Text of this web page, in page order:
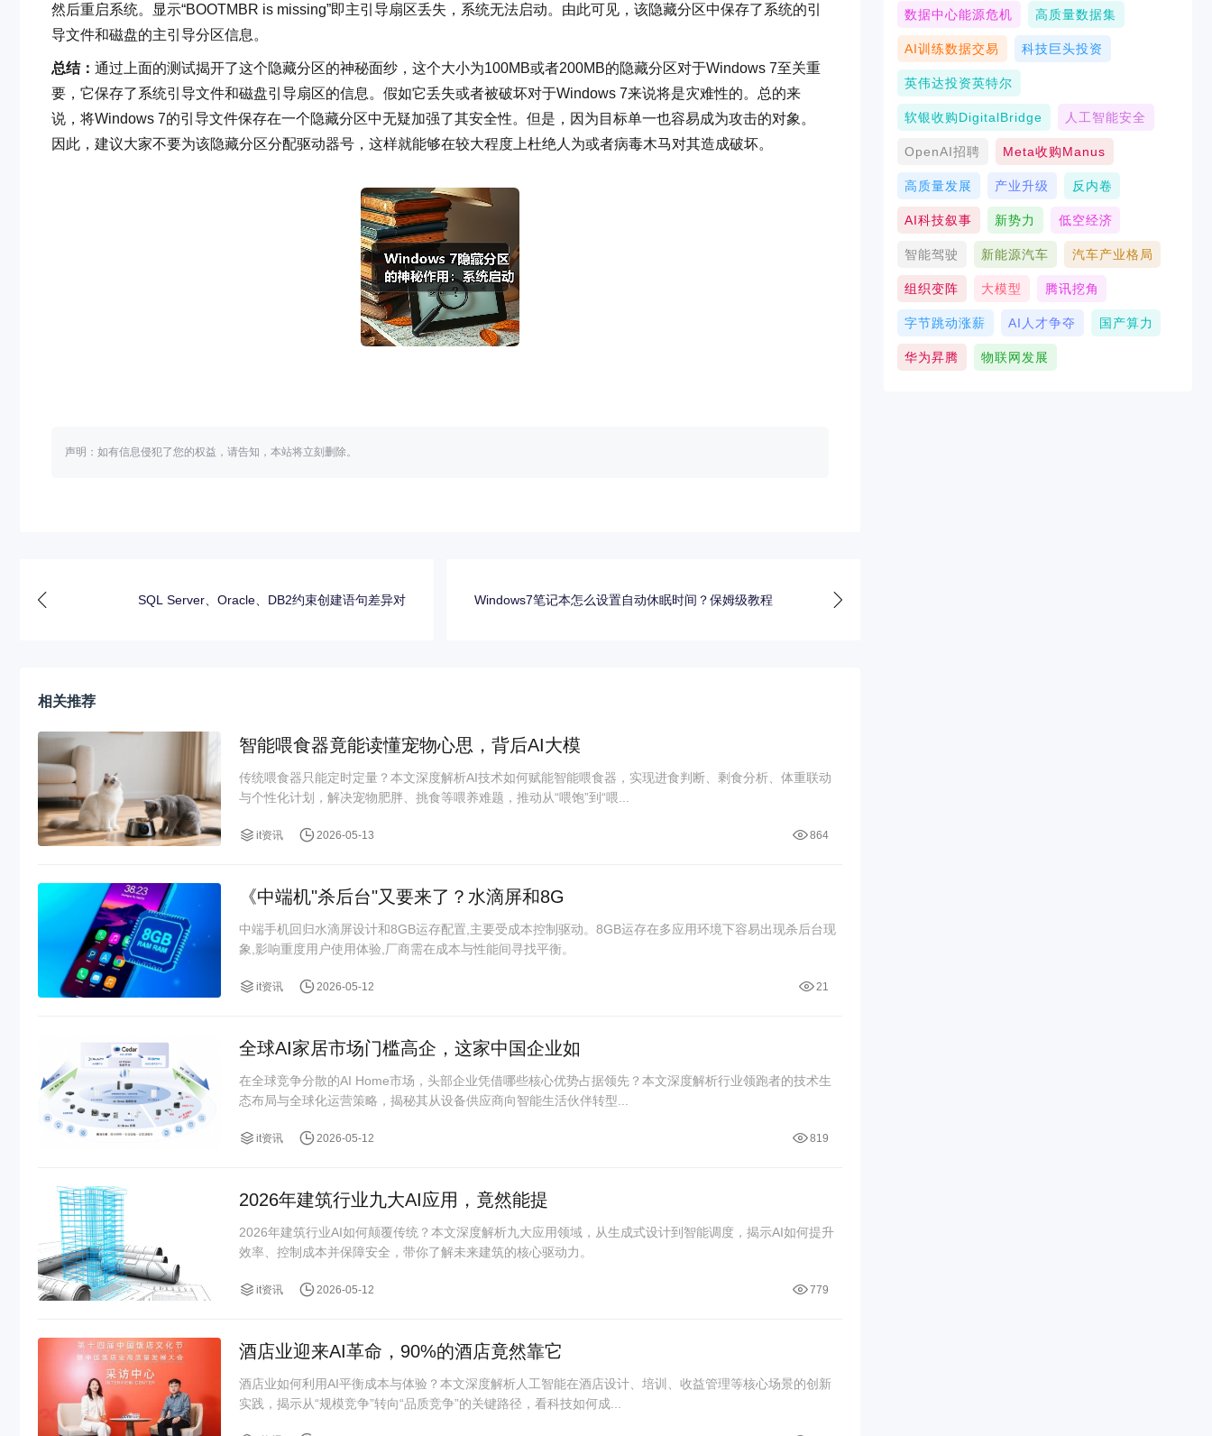
然后重启系统。显示“BOOTMBR is missing”即主引导扇区丢失，系统无法启动。由此可见，该隐藏分区中保存了系统的引
导文件和磁盘的主引导分区信息。
总结： 通过上面的测试揭开了这个隐藏分区的神秘面纱，这个大小为100MB或者200MB的隐藏分区对于Windows 7至关重
要，它保存了系统引导文件和磁盘引导扇区的信息。假如它丢失或者被破坏对于Windows 7来说将是灾难性的。总的来
说，将Windows 7的引导文件保存在一个隐藏分区中无疑加强了其安全性。但是，因为目标单一也容易成为攻击的对象。
因此，建议大家不要为该隐藏分区分配驱动器号，这样就能够在较大程度上杜绝人为或者病毒木马对其造成破坏。
声明：如有信息侵犯了您的权益，请告知，本站将立刻删除。
SQL Server、Oracle、DB2约束创建语句差异对 Windows7笔记本怎么设置自动休眠时间？保姆级教程
相关推荐
智能喂食器竟能读懂宠物心思，背后AI大模
传统喂食器只能定时定量？本文深度解析AI技术如何赋能智能喂食器，实现进食判断、剩食分析、体重联动
与个性化计划，解决宠物肥胖、挑食等喂养难题，推动从“喂饱”到“喂...
it资讯 2026-05-13 864
《中端机"杀后台"又要来了？水滴屏和8G
中端手机回归水滴屏设计和8GB运存配置,主要受成本控制驱动。8GB运存在多应用环境下容易出现杀后台现
象,影响重度用户使用体验,厂商需在成本与性能间寻找平衡。
it资讯 2026-05-12 21
全球AI家居市场门槛高企，这家中国企业如
在全球竞争分散的AI Home市场，头部企业凭借哪些核心优势占据领先？本文深度解析行业领跑者的技术生
态布局与全球化运营策略，揭秘其从设备供应商向智能生活伙伴转型...
it资讯 2026-05-12 819
2026年建筑行业九大AI应用，竟然能提
2026年建筑行业AI如何颠覆传统？本文深度解析九大应用领域，从生成式设计到智能调度，揭示AI如何提升
效率、控制成本并保障安全，带你了解未来建筑的核心驱动力。
it资讯 2026-05-12 779
酒店业迎来AI革命，90%的酒店竟然靠它
酒店业如何利用AI平衡成本与体验？本文深度解析人工智能在酒店设计、培训、收益管理等核心场景的创新
实践，揭示从“规模竞争”转向“品质竞争”的关键路径，看科技如何成...
数据中心能源危机 高质量数据集
AI训练数据交易 科技巨头投资
英伟达投资英特尔
软银收购DigitalBridge 人工智能安全
OpenAI招聘 Meta收购Manus
高质量发展 产业升级 反内卷
AI科技叙事 新势力 低空经济
智能驾驶 新能源汽车 汽车产业格局
组织变阵 大模型 腾讯挖角
字节跳动涨薪 AI人才争夺 国产算力
华为昇腾 物联网发展